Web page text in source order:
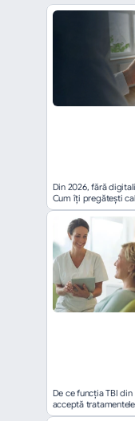
Din 2026, fără
Cum îți pregătești
De ce funcția TBI
acceptă tratamentele